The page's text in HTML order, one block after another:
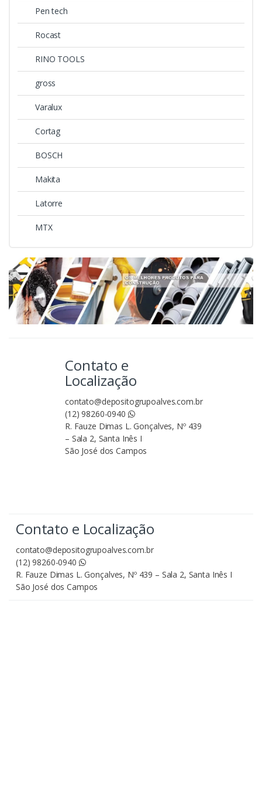
Pen tech
Rocast
RINO TOOLS
gross
Varalux
Cortag
BOSCH
Makita
Latorre
MTX
Contato e
Localização
contato@depositogrupoalves.com.br
(12) 98260-0940
R. Fauze Dimas L. Gonçalves, Nº 439
– Sala 2, Santa Inês I
São José dos Campos
Contato e Localização
contato@depositogrupoalves.com.br
(12) 98260-0940
R. Fauze Dimas L. Gonçalves, Nº 439 – Sala 2, Santa Inês I
São José dos Campos